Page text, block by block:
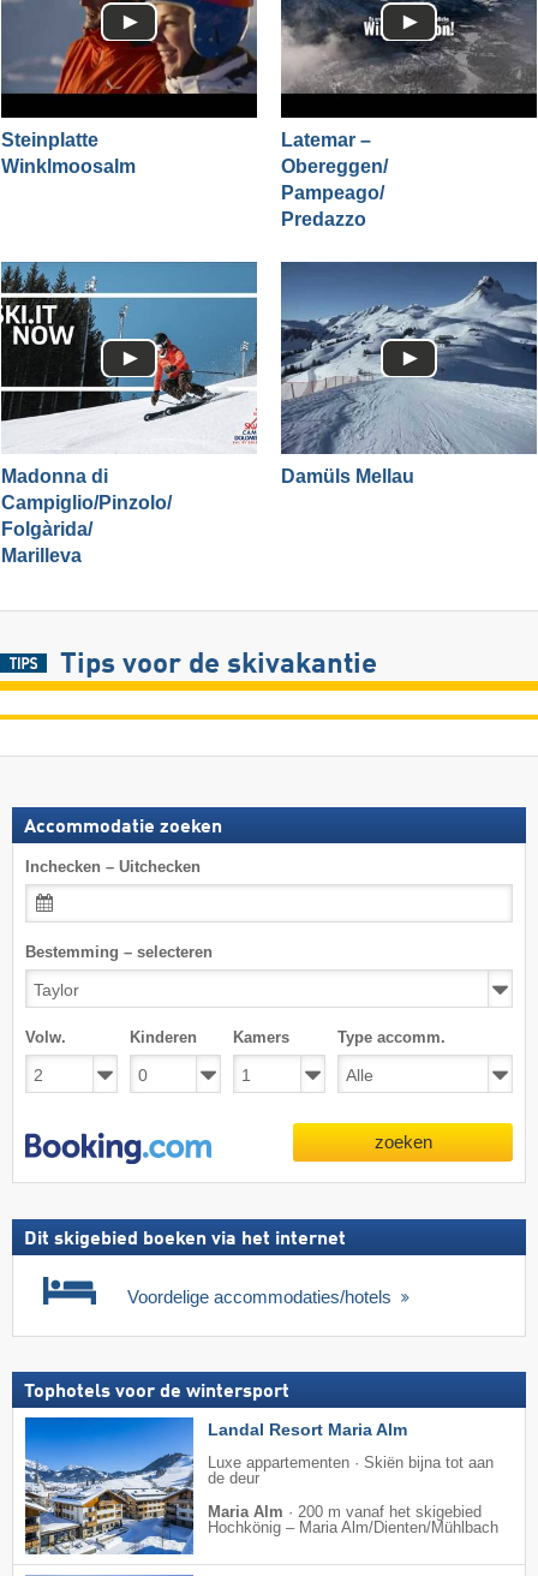
Steinplatte
Winklmoosalm
Latemar –
Obereggen/​
Pampeago/​
Predazzo
Madonna di
Campiglio/​Pinzolo/​
Folgàrida/​
Marilleva
Damüls Mellau
Tips voor de skivakantie
Accommodatie zoeken
Inchecken – Uitchecken
Bestemming – selecteren
Volw. Kinderen Kamers Type accomm.
zoeken
Dit skigebied boeken via het internet
Voordelige accommodaties/hotels
Tophotels voor de wintersport
Landal Resort Maria Alm
Luxe appartementen · Skiën bijna tot aan
de deur
Maria Alm · 200 m vanaf het skigebied
Hochkönig – Maria Alm/​Dienten/​Mühlbach